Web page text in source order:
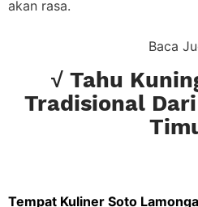
akan rasa.
Baca
√ Tahu
Tradisional
Tempat Kuliner Soto